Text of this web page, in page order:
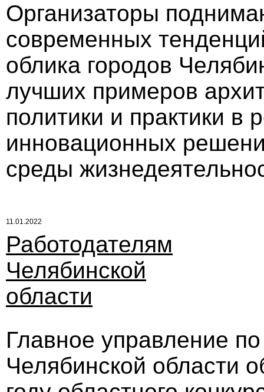
Организаторы
современных
облика городов
лучших примеров
политики и практики в
инновационных
среды
11.01.2022
Работодателям
Челябинской
области
Главное управление
Челябинской области